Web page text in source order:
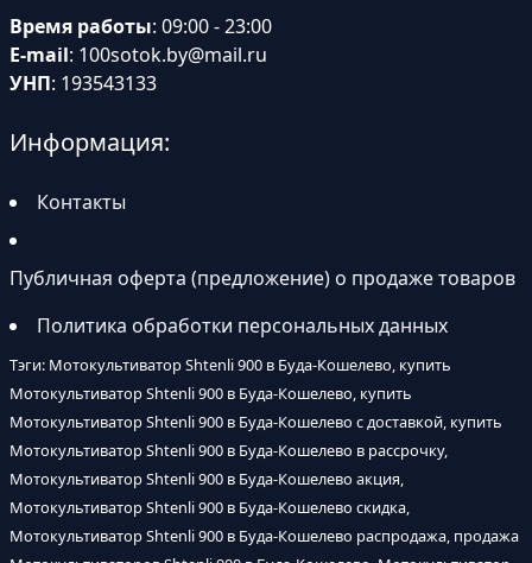
Время работы: 09:00 - 23:00
E-mail: 100sotok.by@mail.ru
УНП: 193543133
Информация:
Контакты
Публичная оферта (предложение) о продаже товаров
Политика обработки персональных данных
Тэги: Мотокультиватор Shtenli 900 в Буда-Кошелево, купить
Мотокультиватор Shtenli 900 в Буда-Кошелево, купить
Мотокультиватор Shtenli 900 в Буда-Кошелево с доставкой, купить
Мотокультиватор Shtenli 900 в Буда-Кошелево в рассрочку,
Мотокультиватор Shtenli 900 в Буда-Кошелево акция,
Мотокультиватор Shtenli 900 в Буда-Кошелево скидка,
Мотокультиватор Shtenli 900 в Буда-Кошелево распродажа, продажа